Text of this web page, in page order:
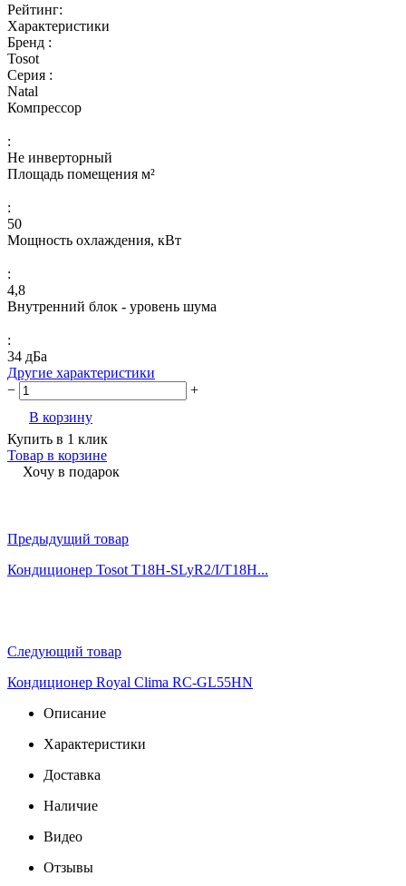
Рейтинг:
Характеристики
Бренд :
Tosot
Серия :
Natal
Компрессор
:
Не инверторный
Площадь помещения м²
:
50
Мощность охлаждения, кВт
:
4,8
Внутренний блок - уровень шума
:
34 дБа
Другие характеристики
−
+
В корзину
Купить в 1 клик
Товар в корзине
Хочу в подарок
Предыдущий товар
Кондиционер Tosot T18H-SLyR2/I/T18H...
Следующий товар
Кондиционер Royal Clima RC-GL55HN
Описание
Характеристики
Доставка
Наличие
Видео
Отзывы